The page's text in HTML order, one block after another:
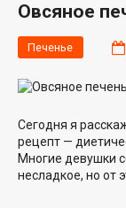
Овсяное
Печенье
Сегодня я
рецепт —
Многие девушки
несладкое, но от